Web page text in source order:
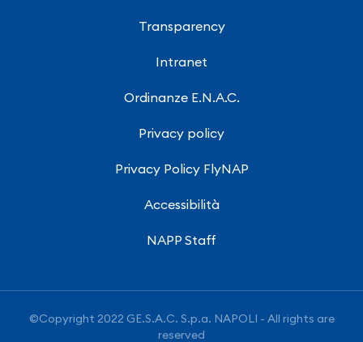
Transparency
Intranet
Ordinanze E.N.A.C.
Privacy policy
Privacy Policy FlyNAP
Accessibilità
NAPP Staff
©Copyright 2022 GE.S.A.C. S.p.a. NAPOLI - All rights are
reserved